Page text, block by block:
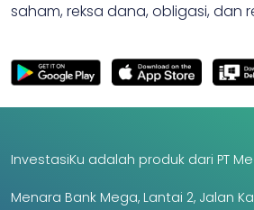
saham, reksa dana, obligasi, dan
InvestasiKu adalah produk dari PT
Menara Bank Mega, Lantai 2, Jalan